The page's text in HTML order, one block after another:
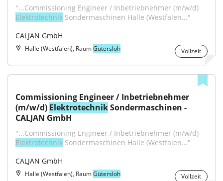
Elektrotechnik Sondermaschinen Halle (Westfalen..."
CALJAN GmbH
Halle (Westfalen), RaumGütersloh Vollzeit
Commissioning Engineer / Inbetriebnehmer
(m/w/d) Elektrotechnik Sondermaschinen -
CALJAN GmbH
Elektrotechnik Sondermaschinen Halle (Westfalen..."
CALJAN GmbH
Halle (Westfalen), RaumGütersloh Vollzeit